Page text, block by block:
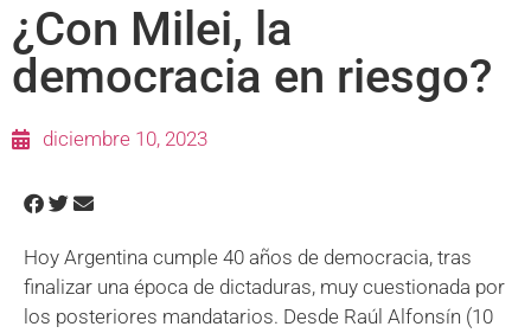
¿Con Milei, la
democracia en riesgo?
diciembre 10, 2023
Hoy Argentina cumple 40 años de democracia, tras
finalizar una época de dictaduras, muy cuestionada por
los posteriores mandatarios. Desde Raúl Alfonsín (10